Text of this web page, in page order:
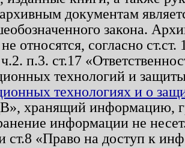
документам
закона.
относятся, согласно
п.3. ст.17
технологий и
технологиях и о
хранящий информацию,
информации не
ст.8 «Право на доступ к